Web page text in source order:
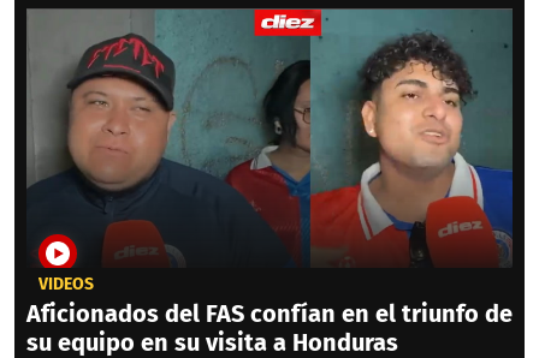
VIDEOS
Aficionados del FAS confían en el triunfo de
su equipo en su visita a Honduras